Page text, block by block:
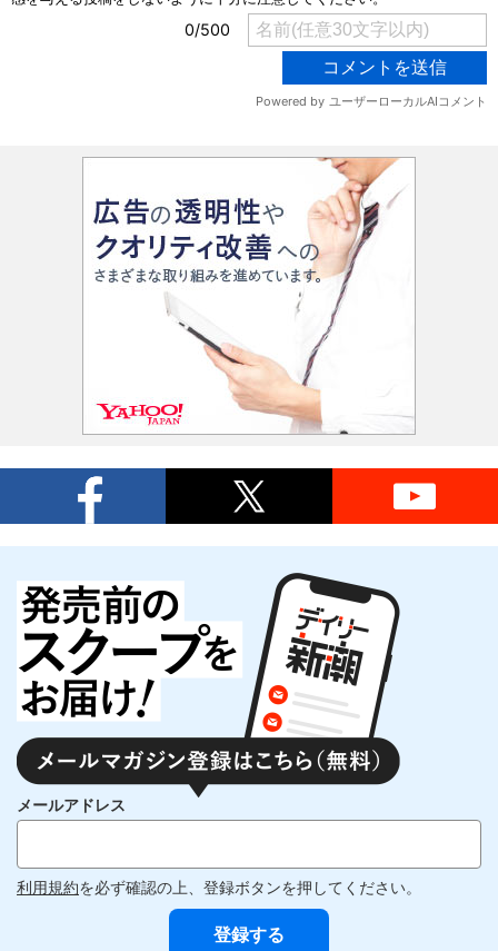
メールアドレス
利用規約を必ず確認の上、登録ボタンを押してください。